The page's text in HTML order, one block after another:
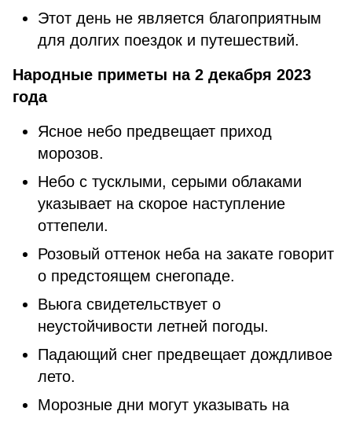
Этот день не является благоприятным
для долгих поездок и путешествий.
Народные приметы на 2 декабря 2023
года
Ясное небо предвещает приход
морозов.
Небо с тусклыми, серыми облаками
указывает на скорое наступление
оттепели.
Розовый оттенок неба на закате говорит
о предстоящем снегопаде.
Вьюга свидетельствует о
неустойчивости летней погоды.
Падающий снег предвещает дождливое
лето.
Морозные дни могут указывать на